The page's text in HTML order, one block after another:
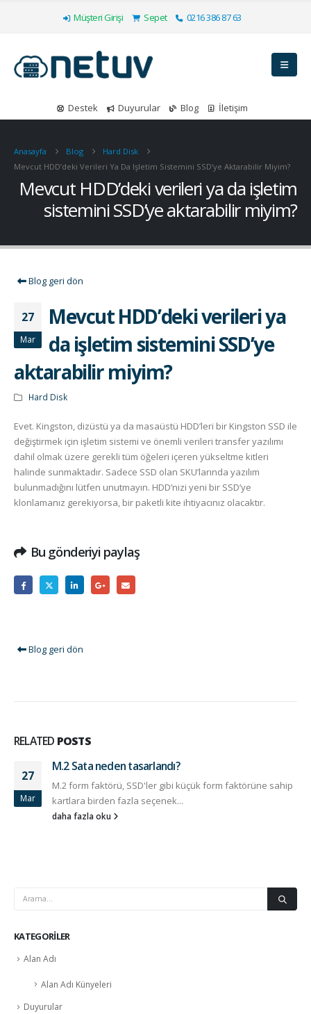
Müşteri Girişi Sepet 0216 386 87 63
Destek Duyurular Blog İletişim
Anasayfa Blog
Hard Disk
Mevcut HDD’deki Verileri Ya Da Işletim Sistemini SSD’ye Aktarabilir Miyim?
Mevcut HDD’deki verileri ya da işletim
sistemini SSD’ye aktarabilir miyim?
Blog geri dön
27
Mar
Mevcut HDD’deki verileri ya
da işletim sistemini SSD’ye
aktarabilir miyim?
Hard Disk
Evet. Kingston, dizüstü ya da masaüstü HDD’leri bir Kingston SSD ile
değiştirmek için işletim sistemi ve önemli verileri transfer yazılımı
dahil olmak üzere gerekli tüm öğeleri içeren yükseltme kitleri
halinde sunmaktadır. Sadece SSD olan SKU’larında yazılım
bulunmadığını lütfen unutmayın. HDD’nizi yeni bir SSD’ye
klonlamanız gerekiyorsa, bir paketli kite ihtiyacınız olacaktır.
Bu gönderiyi paylaş
Blog geri dön
RELATED POSTS
27
Mar
M.2 Sata neden tasarlandı?
M.2 form faktörü, SSD'ler gibi küçük form faktörüne sahip
kartlara birden fazla seçenek...
daha fazla oku
KATEGORILER
Alan Adı
Alan Adı Künyeleri
Duyurular